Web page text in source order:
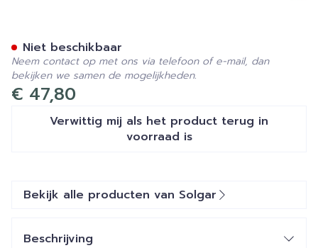
€ 47,80
Verwittig mij als het product terug in
voorraad is
Niet beschikbaar
Neem contact op met ons via telefoon of e-mail, dan
bekijken we samen de mogelijkheden.
Bekijk alle producten van Solgar
Beschrijving